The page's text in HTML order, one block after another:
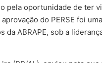
pela oportunidade de ter
do PERSE foi
da ABRAPE, sob a